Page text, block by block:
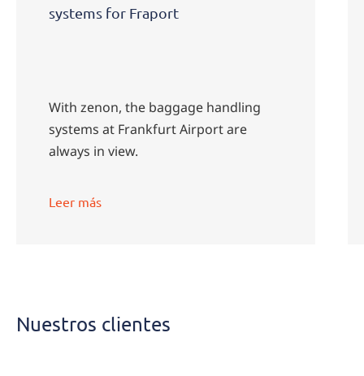
systems for Fraport
With zenon, the baggage handling
systems at Frankfurt Airport are
always in view.
Leer más
Nuestros clientes